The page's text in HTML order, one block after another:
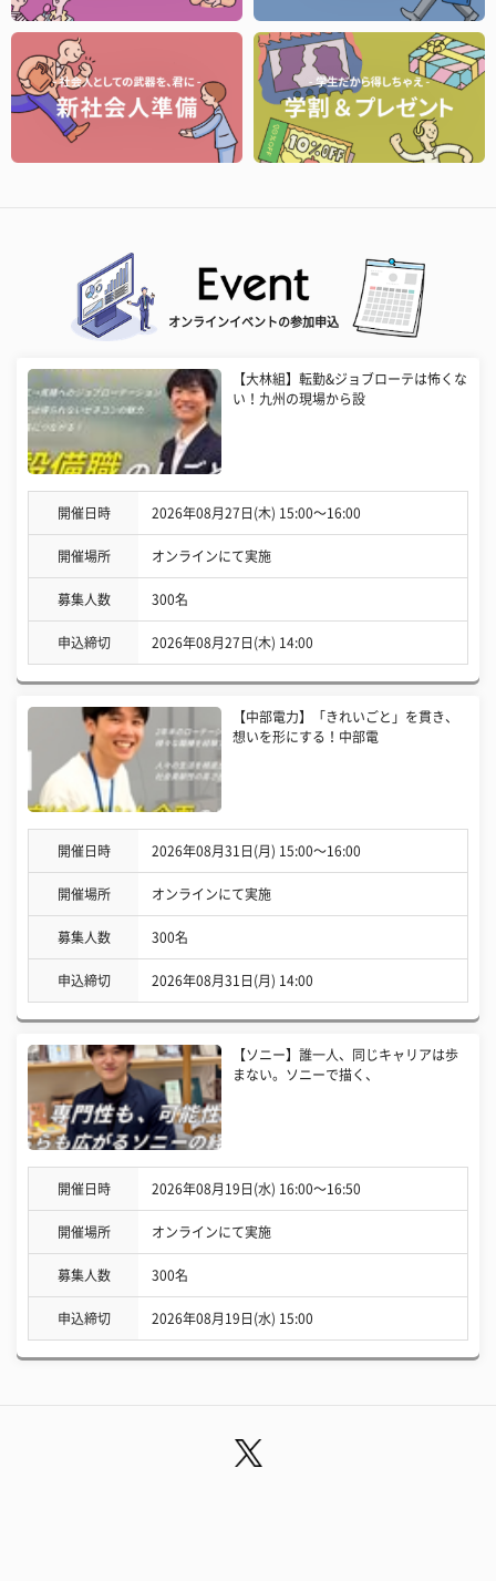
オンラインイベントの参加申込
【大林組】転勤&ジョブローテは怖くな
い！九州の現場から設
開催日時 2026年08月27日(木) 15:00〜16:00
開催場所 オンラインにて実施
募集人数 300名
申込締切 2026年08月27日(木) 14:00
【中部電力】「きれいごと」を貫き、
想いを形にする！中部電
開催日時 2026年08月31日(月) 15:00〜16:00
開催場所 オンラインにて実施
募集人数 300名
申込締切 2026年08月31日(月) 14:00
【ソニー】誰一人、同じキャリアは歩
まない。ソニーで描く、
開催日時 2026年08月19日(水) 16:00〜16:50
開催場所 オンラインにて実施
募集人数 300名
申込締切 2026年08月19日(水) 15:00